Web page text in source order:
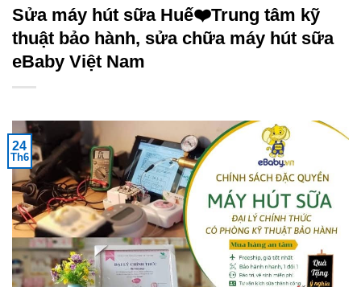
Sửa máy hút sữa Huế❤️️Trung tâm kỹ
thuật bảo hành, sửa chữa máy hút sữa
eBaby Việt Nam
24
Th6